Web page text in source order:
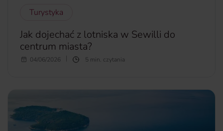
Turystyka
Jak dojechać z lotniska w Sewilli do
centrum miasta?
Wybierasz się do Andaluzji i lądujesz na lotnisku Sewilla-
Która opcja jest najbardziej opłacalna?więcej...
04/06/2026 5 min. czytania